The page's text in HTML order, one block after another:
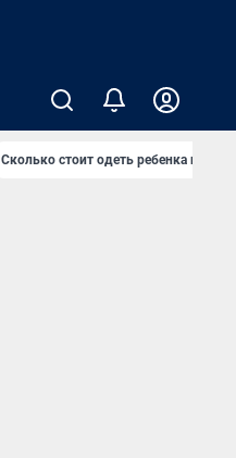
Сколько стоит одеть ребенка на